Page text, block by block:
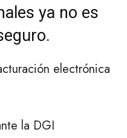
ya no es
electrónica
la DGI